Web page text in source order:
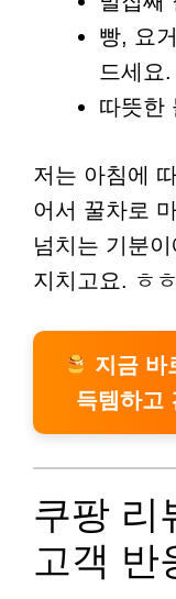
빵, 요
드세요.
따뜻한
저는 아침에
어서 꿀차로
넘치는 기분
지치고요. ㅎㅎ
지금 바
득템하고
쿠팡 리
고객 반